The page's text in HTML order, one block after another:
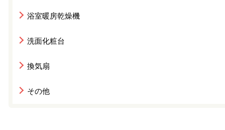
浴室暖房乾燥機
洗面化粧台
換気扇
その他